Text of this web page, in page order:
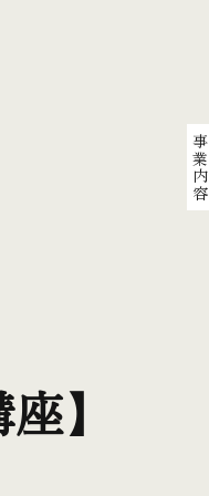
事業内容
】